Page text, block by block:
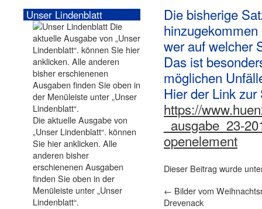
Die bisherige
wer auf welcher
Das ist
möglichen
Hier der Link zur
https://
_ausgabe_23-
openelement
Dieser Beitrag wurde
← Bilder vom
Drevenack
Unser Lindenblatt
Die aktuelle Ausgabe von
„Unser Lindenblatt“. können
Sie hier anklicken. Alle
anderen bisher
erschienenen Ausgaben
finden Sie oben in der
Menüleiste unter „Unser
Lindenblatt“.